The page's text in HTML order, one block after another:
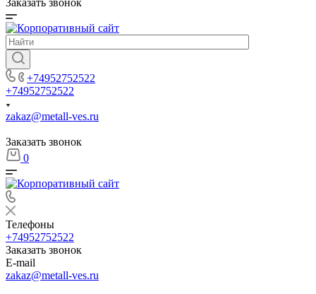
Заказать звонок
+74952752522
+74952752522
zakaz@metall-ves.ru
Заказать звонок
0
Телефоны
+74952752522
Заказать звонок
E-mail
zakaz@metall-ves.ru